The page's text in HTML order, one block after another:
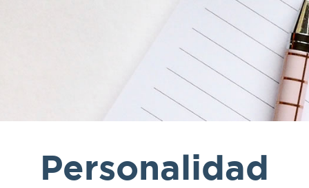
Personalidad